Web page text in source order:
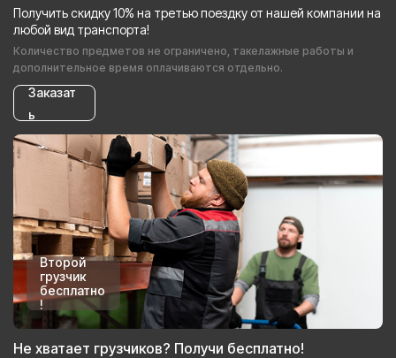
Получить скидку 10% на третью поездку от нашей компании на
любой вид транспорта!
Количество предметов не ограничено, такелажные работы и
дополнительное время оплачиваются отдельно.
Заказат
ь
Второй
грузчик
бесплатно
!
Не хватает грузчиков? Получи бесплатно!